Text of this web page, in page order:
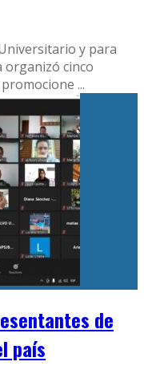
y para
organizó cinco
...
de
país